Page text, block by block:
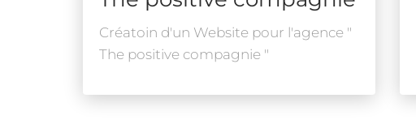
Créatoin d'un Website pour l'agence "
The positive compagnie "